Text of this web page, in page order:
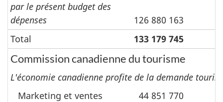
par le présent budget des
dépenses
126 880 163
Total
133 179 745
Commission canadienne du tourisme
L'économie canadienne profite de la demande
Marketing et ventes
44 851 770